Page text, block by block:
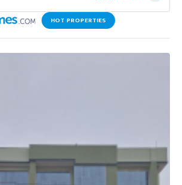
HOT PROPERTIES